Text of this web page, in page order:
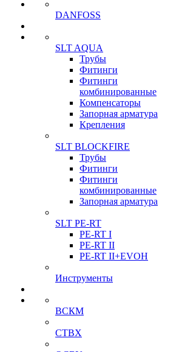
DANFOSS
SLT AQUA
Трубы
Фитинги
Фитинги
комбинированные
Компенсаторы
Запорная арматура
Крепления
SLT BLOCKFIRE
Трубы
Фитинги
Фитинги
комбинированные
Запорная арматура
SLT PE-RT
PE-RT I
PE-RT II
PE-RT II+EVOH
Инструменты
ВСКМ
СТВХ